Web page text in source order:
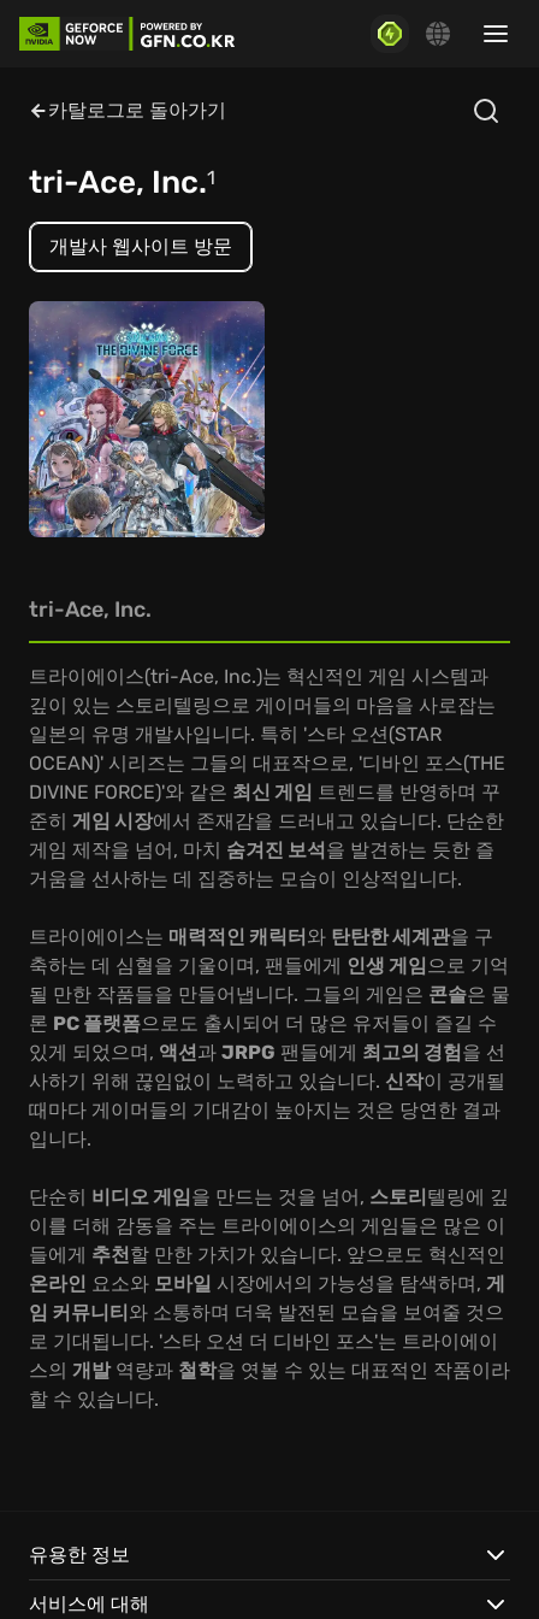
카탈로그로 돌아가기
tri-Ace, Inc.1
개발사 웹사이트 방문
tri-Ace, Inc.
트라이에이스(tri-Ace, Inc.)는 혁신적인 게임 시스템과
깊이 있는 스토리텔링으로 게이머들의 마음을 사로잡는
일본의 유명 개발사입니다. 특히 '스타 오션(STAR
OCEAN)' 시리즈는 그들의 대표작으로, '디바인 포스(THE
DIVINE FORCE)'와 같은 최신 게임 트렌드를 반영하며 꾸
준히 게임 시장에서 존재감을 드러내고 있습니다. 단순한
게임 제작을 넘어, 마치 숨겨진 보석을 발견하는 듯한 즐
거움을 선사하는 데 집중하는 모습이 인상적입니다.
트라이에이스는 매력적인 캐릭터와 탄탄한 세계관을 구
축하는 데 심혈을 기울이며, 팬들에게 인생 게임으로 기억
될 만한 작품들을 만들어냅니다. 그들의 게임은 콘솔은 물
론 PC 플랫폼으로도 출시되어 더 많은 유저들이 즐길 수
있게 되었으며, 액션과 JRPG 팬들에게 최고의 경험을 선
사하기 위해 끊임없이 노력하고 있습니다. 신작이 공개될
때마다 게이머들의 기대감이 높아지는 것은 당연한 결과
입니다.
단순히 비디오 게임을 만드는 것을 넘어, 스토리텔링에 깊
이를 더해 감동을 주는 트라이에이스의 게임들은 많은 이
들에게 추천할 만한 가치가 있습니다. 앞으로도 혁신적인
온라인 요소와 모바일 시장에서의 가능성을 탐색하며, 게
임 커뮤니티와 소통하며 더욱 발전된 모습을 보여줄 것으
로 기대됩니다. '스타 오션 더 디바인 포스'는 트라이에이
스의 개발역량과 철학을 엿볼 수 있는 대표적인 작품이라
할 수 있습니다.
유용한 정보
서비스에 대해